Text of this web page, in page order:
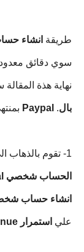
طريقة انشاء
نهاية هذة
بال.
Paypal
1- تقوم بالذهاب الي موقع الباي بال عبر هذا الرابط و تختار نوع
الحساب شخصي
انشاء حساب
علي استمرار